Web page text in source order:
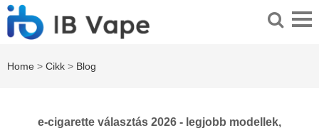
Home > Cikk > Blog
e-cigarette választás 2026 - legjobb modellek,